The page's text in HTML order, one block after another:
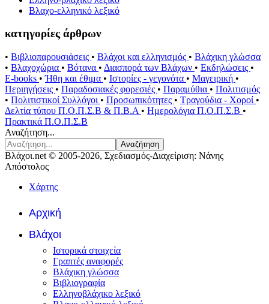
Βλαχο-ελληνικό λεξικό
κατηγορίες άρθρων
• Βιβλιοπαρουσιάσεις • Βλάχοι και ελληνισμός • Βλάχικη γλώσσα
• Βλαχοχώρια • Βότανα • Διασπορά των Βλάχων • Εκδηλώσεις •
E-books •Ήθη και έθιμα • Ιστορίες - γεγονότα • Μαγειρική •
Περιηγήσεις • Παραδοσιακές φορεσιές • Παραμύθια • Πολιτισμός
• Πολιτιστικοί Συλλόγοι • Προσωπικότητες • Τραγούδια - Χοροί •
Δελτία τύπου Π.Ο.Π.Σ.Β & Π.Β.Α • Ημερολόγια Π.Ο.Π.Σ.Β •
Πρακτικά Π.Ο.Π.Σ.Β
Αναζήτηση...
Αναζήτηση
Βλάχοι.net © 2005-2026, Σχεδιασμός-Διαχείριση: Νάνης
Απόστολος
Χάρτης
Αρχική
Βλάχοι
Ιστορικά στοιχεία
Γραπτές αναφορές
Βλάχικη γλώσσα
Βιβλιογραφία
Ελληνοβλάχικο λεξικό